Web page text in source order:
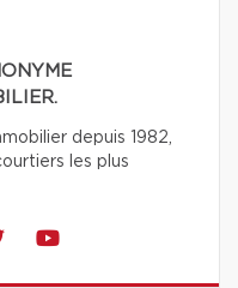
depuis 1982,
les plus